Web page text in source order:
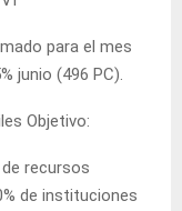
para el mes
junio (496 PC).
Objetivo:
recursos
de instituciones